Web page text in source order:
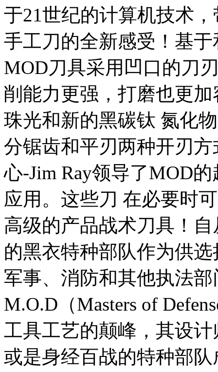
于21世纪的计算机技术
手工刀的全新感受！基
MOD刀具采用凹口的刀
削能力更强，打磨也更
珠光和新的黑碳钛 氮化
分锯齿和平刃两种开刃
心-Jim Ray领导了MOD
应用。这些刀 在必要时
高级的产品战术刀具！
的黑衣特种部队作为供
军事、消防和其他执法
M.O.D（Masters of
工具工艺的颠峰，其设
或是身经百战的特种部